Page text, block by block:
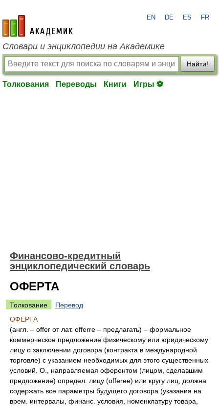
academic.ru
EN DE ES FR
Словари и энциклопедии на Академике
Найти!
Толкования Переводы Книги Игры ⚽
Финансово-кредитный
энциклопедический словарь
ОФЕРТА
Толкование
Перевод
ОФЕРТА
(англ. – offer от лат. offerre – предлагать) – формальное
коммерческое предложение физическому или юридическому
лицу о заключении договора (контракта в международной
торговле) с указанием необходимых для этого существенных
условий. О., направляемая оферентом (лицом, сделавшим
предложение) определ. лицу (offerеe) или кругу лиц, должна
содержать все параметры будущего договора (указания на
врем. интервалы, финанс. условия, номенклатуру товара,